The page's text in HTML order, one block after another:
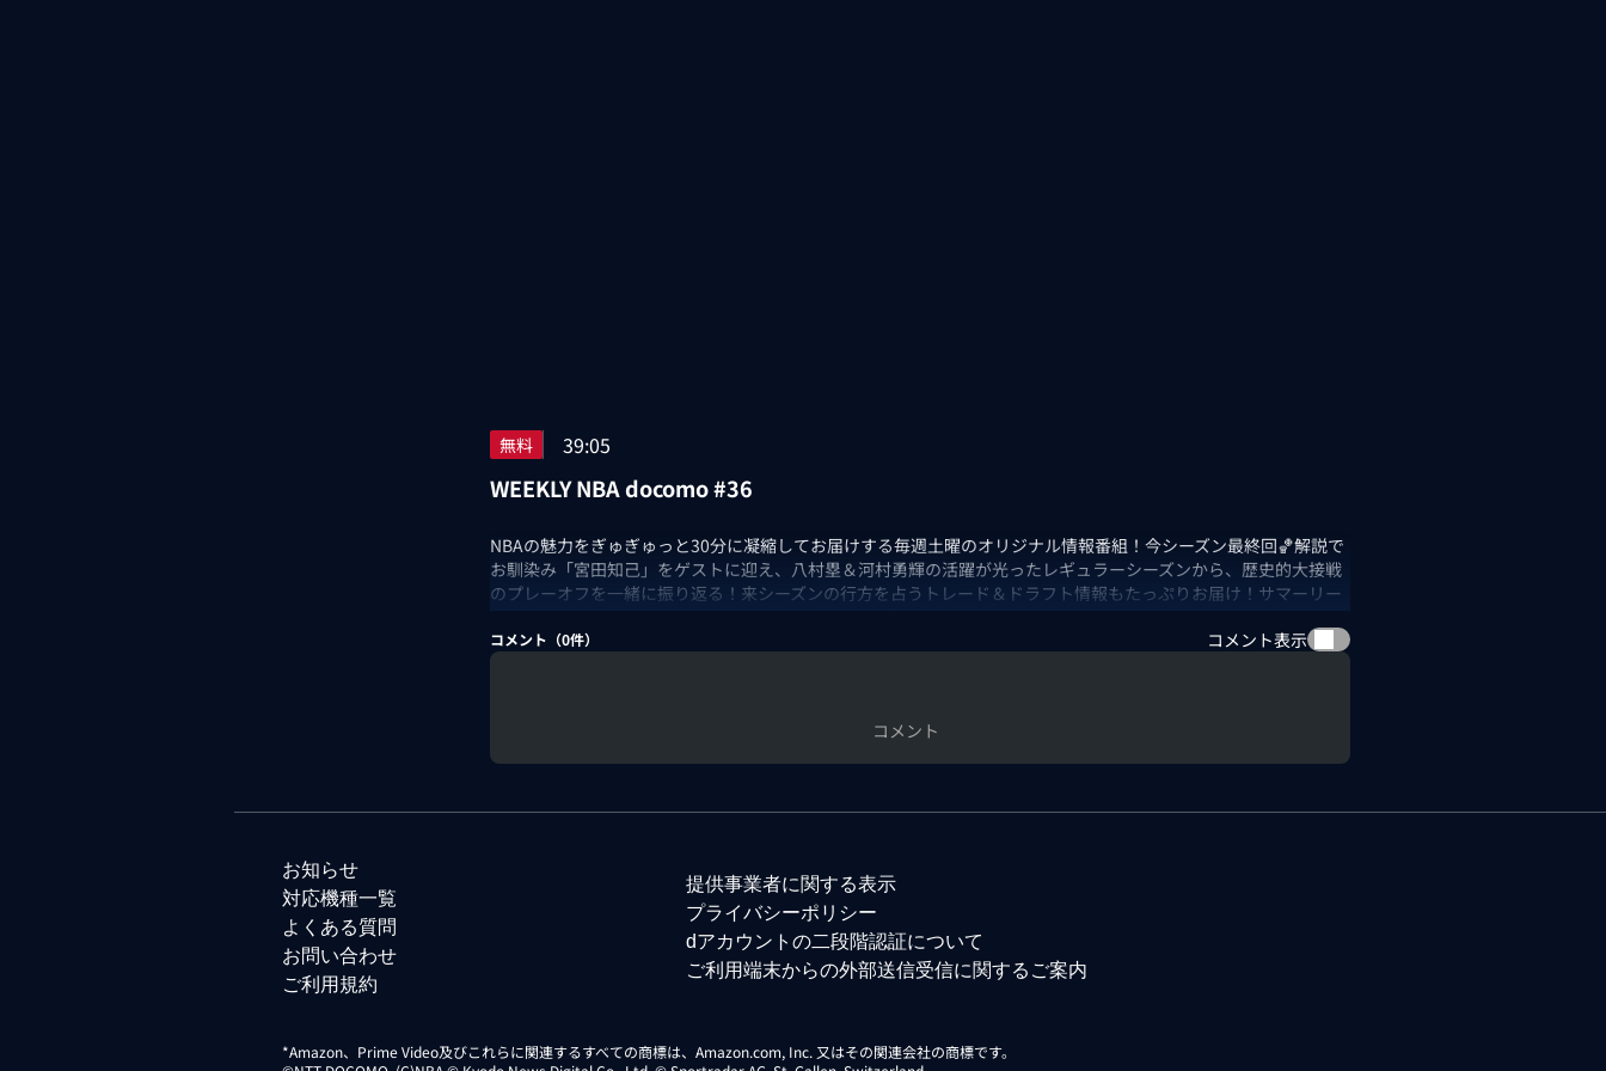
無料 39:05
WEEKLY NBA docomo #36
NBAの魅力をぎゅぎゅっと30分に凝縮してお届けする毎週土曜のオリジナル情報番組！今シーズン最終回🏀解説で
お馴染み「宮田知己」をゲストに迎え、八村塁＆河村勇輝の活躍が光ったレギュラーシーズンから、歴史的大接戦
のプレーオフを一緒に振り返る！来シーズンの行方を占うトレード＆ドラフト情報もたっぷりお届け！サマーリー
グ、WNBAとまだまだバスケのシーズンは終わらない👍引き続き、NBA docomoで楽しもう！
出演：佐々木クリス/宮田知己/菜波
コメント（0件） コメント表示
コメント
お知らせ
対応機種一覧
よくある質問
お問い合わせ
ご利用規約
提供事業者に関する表示
プライバシーポリシー
dアカウントの二段階認証について
ご利用端末からの外部送信受信に関するご案内
*Amazon、Prime Video及びこれらに関連するすべての商標は、Amazon.com, Inc. 又はその関連会社の商標です。